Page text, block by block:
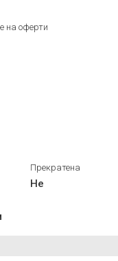
на оферти
Прекратена
Не